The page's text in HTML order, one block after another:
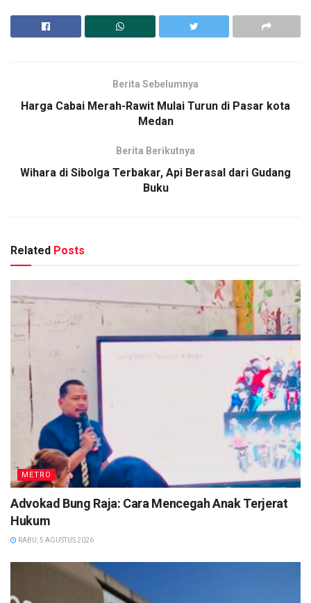
Berita Sebelumnya
Harga Cabai Merah-Rawit Mulai Turun di Pasar kota
Medan
Berita Berikutnya
Wihara di Sibolga Terbakar, Api Berasal dari Gudang
Buku
Related Posts
METRO
Advokad Bung Raja: Cara Mencegah Anak Terjerat
Hukum
RABU, 5 AGUSTUS 2026